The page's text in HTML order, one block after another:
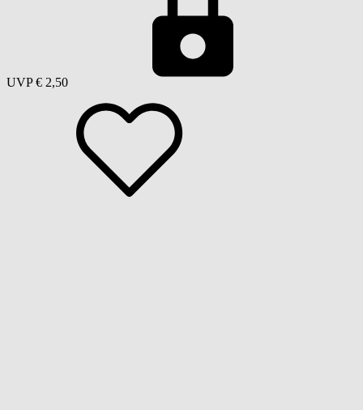
UVP € 2,50